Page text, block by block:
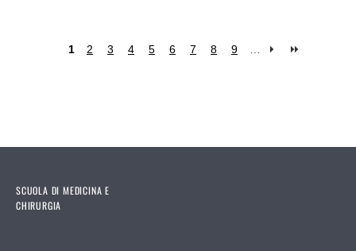
1 2 3 4 5 6 7 8 9 …
SCUOLA DI MEDICINA E
CHIRURGIA